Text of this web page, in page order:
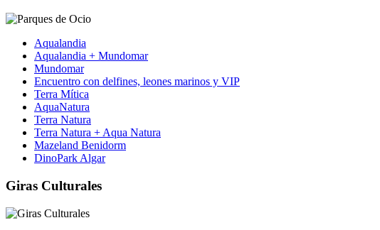
Aqualandia
Aqualandia + Mundomar
Mundomar
Encuentro con delfines, leones marinos y VIP
Terra Mítica
AquaNatura
Terra Natura
Terra Natura + Aqua Natura
Mazeland Benidorm
DinoPark Algar
Giras Culturales